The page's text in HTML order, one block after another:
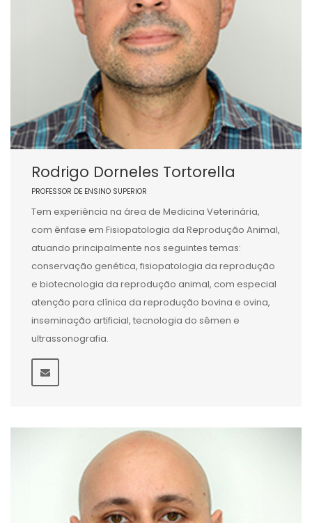
Rodrigo Dorneles Tortorella
PROFESSOR DE ENSINO SUPERIOR
Tem experiência na área de Medicina Veterinária,
com ênfase em Fisiopatologia da Reprodução Animal,
atuando principalmente nos seguintes temas:
conservação genética, fisiopatologia da reprodução
e biotecnologia da reprodução animal, com especial
atenção para clínica da reprodução bovina e ovina,
inseminação artificial, tecnologia do sêmen e
ultrassonografia.